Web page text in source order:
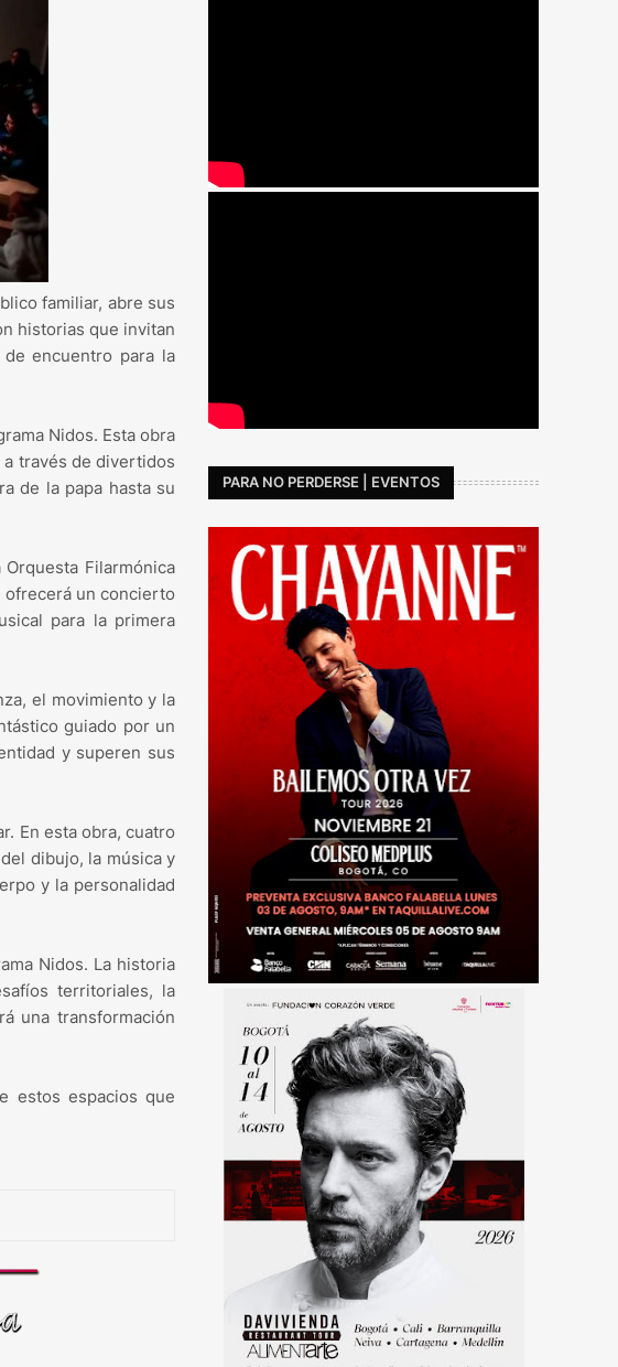
familiar, abre sus
historias que invitan
encuentro para la
Nidos. Esta obra
través de divertidos
de la papa hasta su
Filarmónica
ofrecerá un concierto
para la primera
el movimiento y la
guiado por un
y superen sus
En esta obra, cuatro
dibujo, la música y
y la personalidad
Nidos. La historia
territoriales, la
una transformación
estos espacios que
PARA NO PERDERSE | EVENTOS